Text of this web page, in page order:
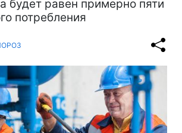
будет равен примерно пяти
потребления